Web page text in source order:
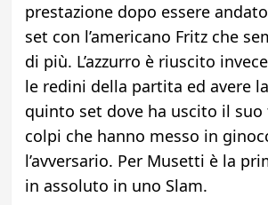
prestazione dopo essere
set con l’americano Fritz che
di più. L’azzurro è riuscito
le redini della partita ed avere
quinto set dove ha uscito il
colpi che hanno messo in
l’avversario. Per Musetti è la
in assoluto in uno Slam.